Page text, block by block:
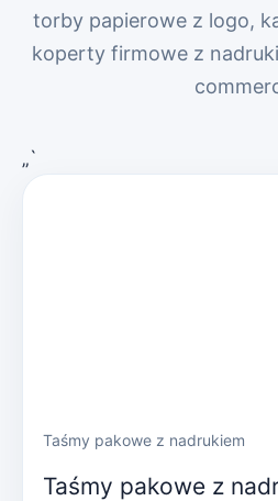
torby papierowe z logo,
koperty firmowe z
„`
Taśmy pakowe z nadrukiem
Taśmy pakowe z